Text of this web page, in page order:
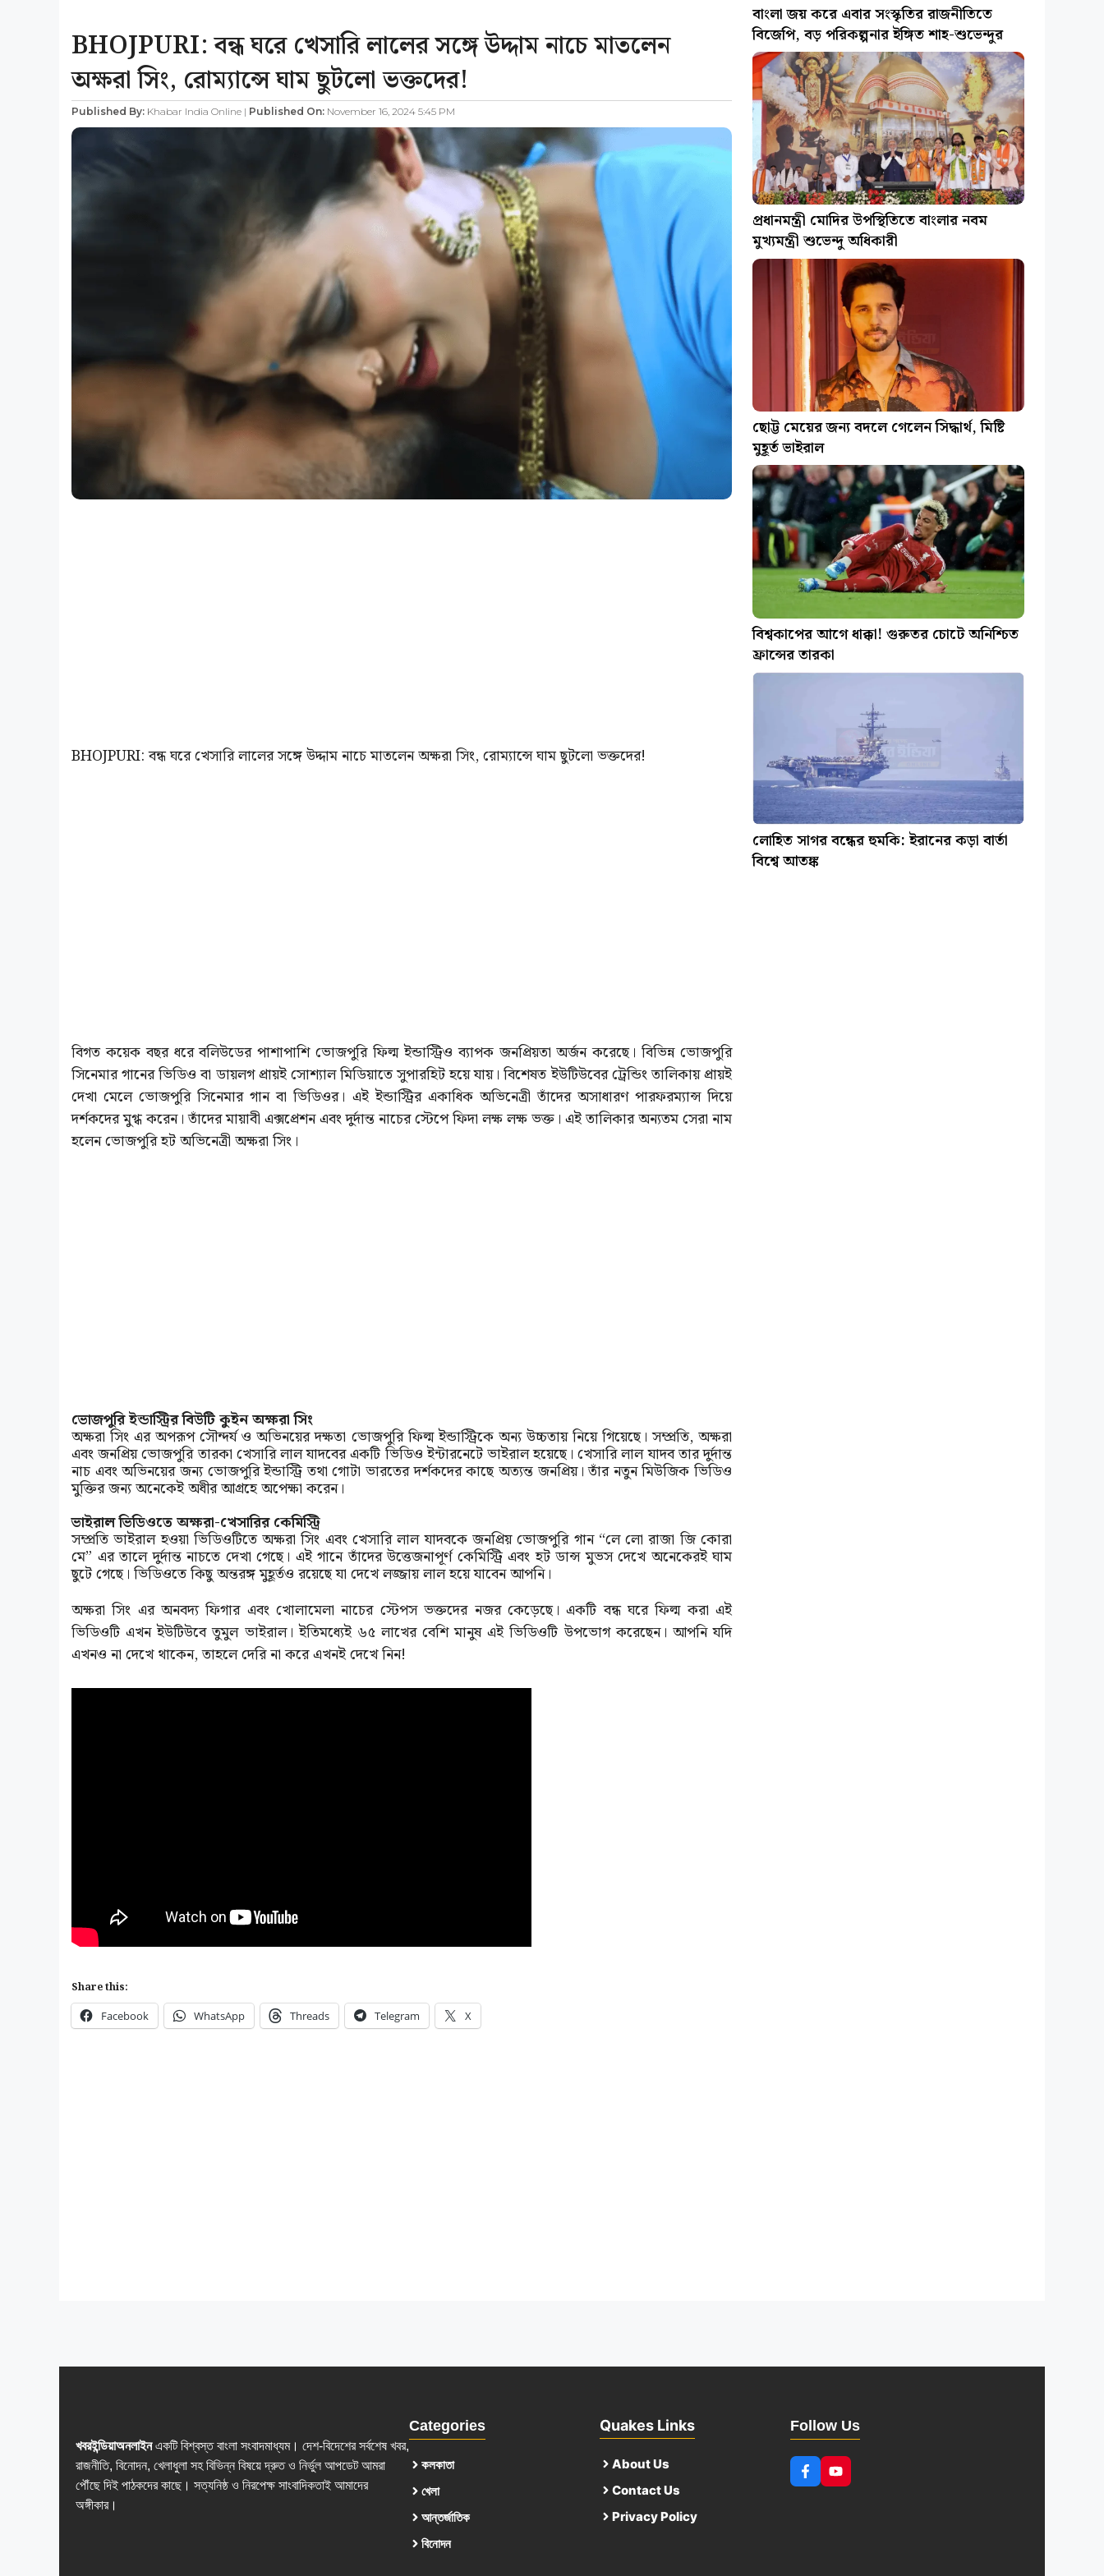
BHOJPURI: বন্ধ ঘরে খেসারি লালের সঙ্গে উদ্দাম নাচে মাতলেন
অক্ষরা সিং, রোম্যান্সে ঘাম ছুটলো ভক্তদের!
Published By: Khabar India Online | Published On: November 16, 2024 5:45 PM
BHOJPURI: বন্ধ ঘরে খেসারি লালের সঙ্গে উদ্দাম নাচে মাতলেন অক্ষরা সিং, রোম্যান্সে ঘাম ছুটলো ভক্তদের!
বিগত কয়েক বছর ধরে বলিউডের পাশাপাশি ভোজপুরি ফিল্ম ইন্ডাস্ট্রিও ব্যাপক জনপ্রিয়তা অর্জন করেছে। বিভিন্ন ভোজপুরি
সিনেমার গানের ভিডিও বা ডায়লগ প্রায়ই সোশ্যাল মিডিয়াতে সুপারহিট হয়ে যায়। বিশেষত ইউটিউবের ট্রেন্ডিং তালিকায় প্রায়ই
দেখা মেলে ভোজপুরি সিনেমার গান বা ভিডিওর। এই ইন্ডাস্ট্রির একাধিক অভিনেত্রী তাঁদের অসাধারণ পারফরম্যান্স দিয়ে
দর্শকদের মুগ্ধ করেন। তাঁদের মায়াবী এক্সপ্রেশন এবং দুর্দান্ত নাচের স্টেপে ফিদা লক্ষ লক্ষ ভক্ত। এই তালিকার অন্যতম সেরা নাম
হলেন ভোজপুরি হট অভিনেত্রী অক্ষরা সিং।
ভোজপুরি ইন্ডাস্ট্রির বিউটি কুইন অক্ষরা সিং
অক্ষরা সিং এর অপরূপ সৌন্দর্য ও অভিনয়ের দক্ষতা ভোজপুরি ফিল্ম ইন্ডাস্ট্রিকে অন্য উচ্চতায় নিয়ে গিয়েছে। সম্প্রতি, অক্ষরা
এবং জনপ্রিয় ভোজপুরি তারকা খেসারি লাল যাদবের একটি ভিডিও ইন্টারনেটে ভাইরাল হয়েছে। খেসারি লাল যাদব তার দুর্দান্ত
নাচ এবং অভিনয়ের জন্য ভোজপুরি ইন্ডাস্ট্রি তথা গোটা ভারতের দর্শকদের কাছে অত্যন্ত জনপ্রিয়। তাঁর নতুন মিউজিক ভিডিও
মুক্তির জন্য অনেকেই অধীর আগ্রহে অপেক্ষা করেন।
ভাইরাল ভিডিওতে অক্ষরা-খেসারির কেমিস্ট্রি
সম্প্রতি ভাইরাল হওয়া ভিডিওটিতে অক্ষরা সিং এবং খেসারি লাল যাদবকে জনপ্রিয় ভোজপুরি গান “লে লো রাজা জি কোরা
মে” এর তালে দুর্দান্ত নাচতে দেখা গেছে। এই গানে তাঁদের উত্তেজনাপূর্ণ কেমিস্ট্রি এবং হট ডান্স মুভস দেখে অনেকেরই ঘাম
ছুটে গেছে। ভিডিওতে কিছু অন্তরঙ্গ মুহূর্তও রয়েছে যা দেখে লজ্জায় লাল হয়ে যাবেন আপনি।
অক্ষরা সিং এর অনবদ্য ফিগার এবং খোলামেলা নাচের স্টেপস ভক্তদের নজর কেড়েছে। একটি বন্ধ ঘরে ফিল্ম করা এই
ভিডিওটি এখন ইউটিউবে তুমুল ভাইরাল। ইতিমধ্যেই ৬৫ লাখের বেশি মানুষ এই ভিডিওটি উপভোগ করেছেন। আপনি যদি
এখনও না দেখে থাকেন, তাহলে দেরি না করে এখনই দেখে নিন!
Share this:
Facebook WhatsApp Threads Telegram X
বাংলা জয় করে এবার সংস্কৃতির রাজনীতিতে
বিজেপি, বড় পরিকল্পনার ইঙ্গিত শাহ-শুভেন্দুর
প্রধানমন্ত্রী মোদির উপস্থিতিতে বাংলার নবম
মুখ্যমন্ত্রী শুভেন্দু অধিকারী
ছোট্ট মেয়ের জন্য বদলে গেলেন সিদ্ধার্থ, মিষ্টি
মুহূর্ত ভাইরাল
বিশ্বকাপের আগে ধাক্কা! গুরুতর চোটে অনিশ্চিত
ফ্রান্সের তারকা
লোহিত সাগর বন্ধের হুমকি: ইরানের কড়া বার্তা
বিশ্বে আতঙ্ক
খবরইন্ডিয়াঅনলাইনএকটি বিশ্বস্ত বাংলা সংবাদমাধ্যম। দেশ-বিদেশের সর্বশেষ খবর,
রাজনীতি, বিনোদন, খেলাধুলা সহ বিভিন্ন বিষয়ে দ্রুত ও নির্ভুল আপডেট আমরা
পৌঁছে দিই পাঠকদের কাছে। সত্যনিষ্ঠ ও নিরপেক্ষ সাংবাদিকতাই আমাদের
অঙ্গীকার।
Categories
কলকাতা
খেলা
আন্তর্জাতিক
বিনোদন
Quakes Links
About Us
Contact Us
Privacy Policy
Follow Us